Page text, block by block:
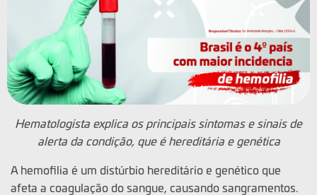
Hematologista explica os principais sintomas e sinais de
alerta da condição, que é hereditária e genética
A hemofilia é um distúrbio hereditário e genético que
afeta a coagulação do sangue, causando sangramentos.